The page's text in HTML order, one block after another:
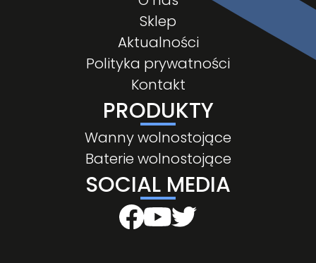
Sklep
Aktualności
Polityka prywatności
Kontakt
PRODUKTY
Wanny wolnostojące
Baterie wolnostojące
SOCIAL MEDIA